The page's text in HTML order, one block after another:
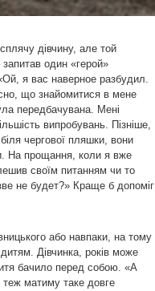
дівчину, але той
один «герой»
я вас наверное разбудил.
що знайомитися в мене
передбачувана. Мені
випробувань. Пізніше,
чергової пляшки, вони
На прощання, коли я вже
своїм питанням чи то
не будет?» Краще б допоміг
або навпаки, на тому
Дівчинка, років може
бачило перед собою. «А
теж матиму таке довге